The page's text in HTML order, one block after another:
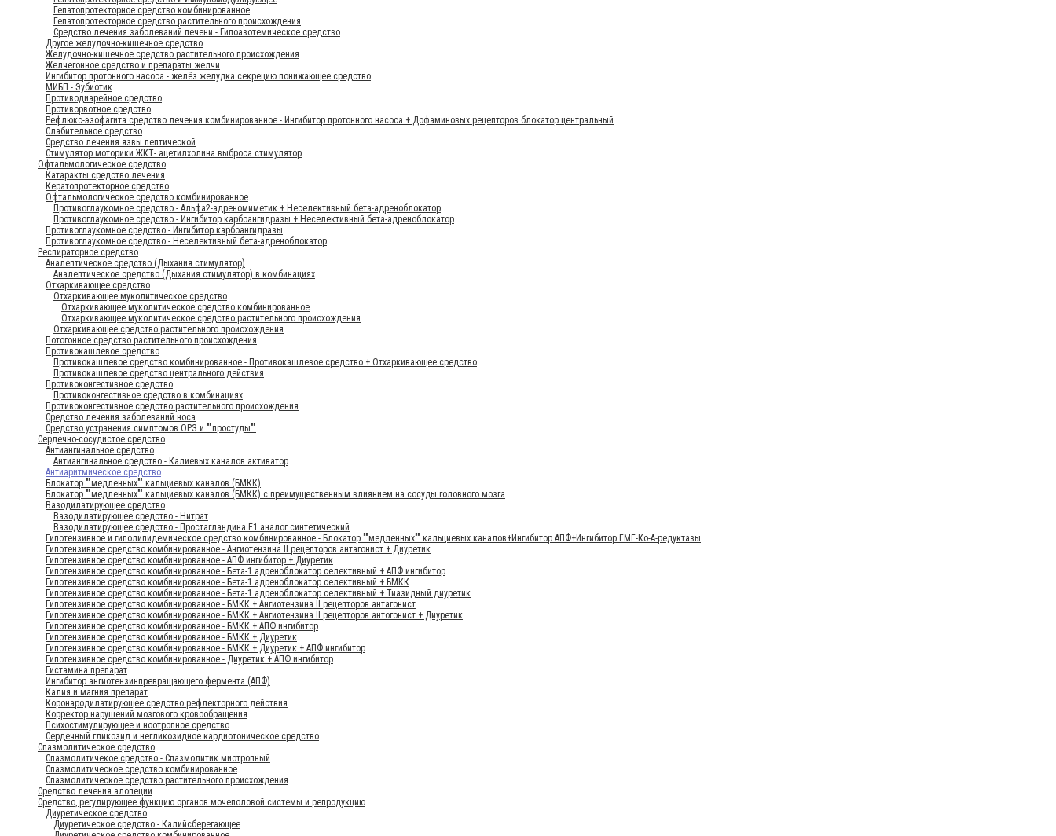
Гепатопротекторное средство комбинированное
Гепатопротекторное средство растительного происхождения
Средство лечения заболеваний печени - Гипоазотемическое средство
Другое желудочно-кишечное средство
Желудочно-кишечное средство растительного происхождения
Желчегонное средство и препараты желчи
Ингибитор протонного насоса - желёз желудка секрецию понижающее средство
МИБП - Эубиотик
Противодиарейное средство
Противорвотное средство
Рефлюкс-эзофагита средство лечения комбинированное - Ингибитор протонного насоса + Дофаминовых рецепторов блокатор центральный
Слабительное средство
Средство лечения язвы пептической
Стимулятор моторики ЖКТ- ацетилхолина выброса стимулятор
Офтальмологическое средство
Катаракты средство лечения
Кератопротекторное средство
Офтальмологическое средство комбинированное
Противоглаукомное средство - Альфа2-адреномиметик + Неселективный бета-адреноблокатор
Противоглаукомное средство - Ингибитор карбоангидразы + Неселективный бета-адреноблокатор
Противоглаукомное средство - Ингибитор карбоангидразы
Противоглаукомное средство - Неселективный бета-адреноблокатор
Респираторное средство
Аналептическое средство (Дыхания стимулятор)
Аналептическое средство (Дыхания стимулятор) в комбинациях
Отхаркивающее средство
Отхаркивающее муколитическое средство
Отхаркивающее муколитическое средство комбинированное
Отхаркивающее муколитическое средство растительного происхождения
Отхаркивающее средство растительного происхождения
Потогонное средство растительного происхождения
Противокашлевое средство
Противокашлевое средство комбинированное - Противокашлевое средство + Отхаркивающее средство
Противокашлевое средство центрального действия
Противоконгестивное средство
Противоконгестивное средство в комбинациях
Противоконгестивное средство растительного происхождения
Средство лечения заболеваний носа
Средство устранения симптомов ОРЗ и ""простуды""
Сердечно-сосудистое средство
Антиангинальное средство
Антиангинальное средство - Калиевых каналов активатор
Антиаритмическое средство
Блокатор ""медленных"" кальциевых каналов (БМКК)
Блокатор ""медленных"" кальциевых каналов (БМКК) с преимущественным влиянием на сосуды головного мозга
Вазодилатирующее средство
Вазодилатирующее средство - Нитрат
Вазодилатирующее средство - Простагландина Е1 аналог синтетический
Гипотензивное и гиполипидемическое средство комбинированное - Блокатор ""медленных"" кальциевых каналов+Ингибитор АПФ+Ингибитор ГМГ-Ко-А-редуктазы
Гипотензивное средство комбинированное - Ангиотензина II рецепторов антагонист + Диуретик
Гипотензивное средство комбинированное - АПФ ингибитор + Диуретик
Гипотензивное средство комбинированное - Бета-1 адреноблокатор селективный + АПФ ингибитор
Гипотензивное средство комбинированное - Бета-1 адреноблокатор селективный + БМКК
Гипотензивное средство комбинированное - Бета-1 адреноблокатор селективный + Тиазидный диуретик
Гипотензивное средство комбинированное - БМКК + Ангиотензина II рецепторов антагонист
Гипотензивное средство комбинированное - БМКК + Ангиотензина II рецепторов антогонист + Диуретик
Гипотензивное средство комбинированное - БМКК + АПФ ингибитор
Гипотензивное средство комбинированное - БМКК + Диуретик
Гипотензивное средство комбинированное - БМКК + Диуретик + АПФ ингибитор
Гипотензивное средство комбинированное - Диуретик + АПФ ингибитор
Гистамина препарат
Ингибитор ангиотензинпревращающего фермента (АПФ)
Калия и магния препарат
Коронародилатирующее средство рефлекторного действия
Корректор нарушений мозгового кровообращения
Психостимулирующее и ноотропное средство
Сердечный гликозид и негликозидное кардиотоническое средство
Спазмолитическое средство
Спазмолитичекое средство - Спазмолитик миотропный
Спазмолитическое средство комбинированное
Спазмолитическое средство растительного происхождения
Средство лечения алопеции
Средство, регулирующее функцию органов мочеполовой системы и репродукцию
Диуретическое средство
Диуретическое средство - Калийсберегающее